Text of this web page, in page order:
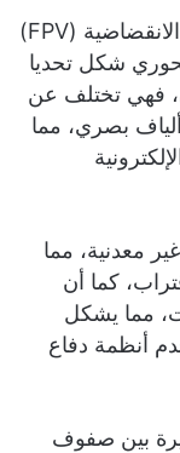
هذا وبرزت طائرات حزب الله المسيرة الانقضاضية (FPV)
شكل تحديا
فهي تختلف عن
ألياف بصري، مما
معدنية، مما
كما أن
مما يشكل
أنظمة دفاع
بين صفوف